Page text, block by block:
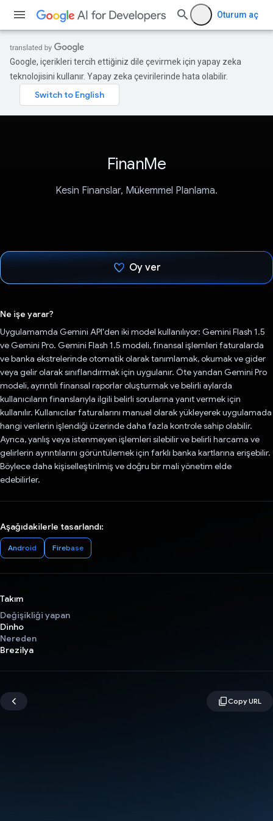
Oturum aç
Google, içerikleri tercih ettiğiniz dile çevirmek için yapay zeka
teknolojisini kullanır. Yapay zeka çevirilerinde hata olabilir.
FinanMe
Kesin Finanslar, Mükemmel Planlama.
Oy ver
Ne işe yarar?
Uygulamamda Gemini API'den iki model kullanılıyor: Gemini Flash 1.5
ve Gemini Pro. Gemini Flash 1.5 modeli, finansal işlemleri faturalarda
ve banka ekstrelerinde otomatik olarak tanımlamak, okumak ve gider
veya gelir olarak sınıflandırmak için uygulanır. Öte yandan Gemini Pro
modeli, ayrıntılı finansal raporlar oluşturmak ve belirli aylarda
kullanıcıların finanslarıyla ilgili belirli sorularına yanıt vermek için
kullanılır. Kullanıcılar faturalarını manuel olarak yükleyerek uygulamada
hangi verilerin işlendiği üzerinde daha fazla kontrole sahip olabilir.
Ayrıca, yanlış veya istenmeyen işlemleri silebilir ve belirli harcama ve
gelirlerin ayrıntılarını görüntülemek için farklı banka kartlarına erişebilir.
Böylece daha kişiselleştirilmiş ve doğru bir mali yönetim elde
edebilirler.
Aşağıdakilerle tasarlandı:
Android Firebase
Takım
Değişikliği yapan
Dinho
Nereden
Brezilya